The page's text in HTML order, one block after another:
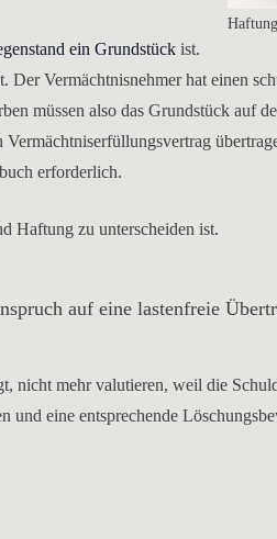
Haftung
ein Grundstück ist.
Der Vermächtnisnehmer hat einen
müssen also das Grundstück auf
erforderlich.
Haftung zu unterscheiden ist.
auf eine lastenfreie
nicht mehr valutieren, weil die
und eine entsprechende